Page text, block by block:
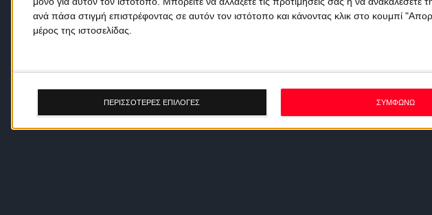
ανά πάσα στιγμή επιστρέφοντας σε αυτόν τον ιστότοπο και κάνοντας κλικ στο κουμπί
μέρος της ιστοσελίδας.
ΠΕΡΙΣΣΟΤΕΡΕΣ ΕΠΙΛΟΓΕΣ ΣΥΜΦΩΝΩ